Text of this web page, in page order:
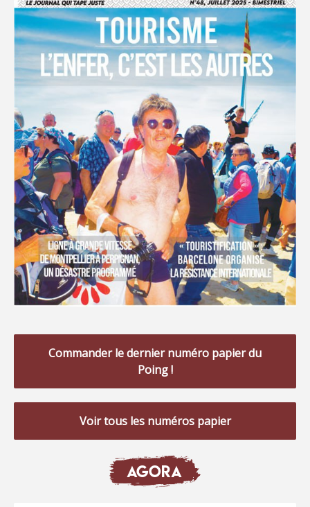
Commander le dernier numéro papier du
Poing !
Voir tous les numéros papier
AGORA